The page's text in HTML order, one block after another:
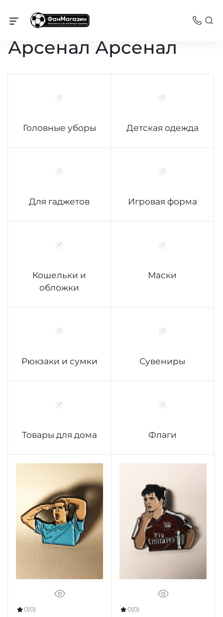
Каталог
Арсенал Арсенал
Головные уборы Детская одежда
Для гаджетов Игровая форма
Кошельки и
обложки
Маски
Рюкзаки и сумки Сувениры
Товары для дома Флаги
0(0) 0(0)